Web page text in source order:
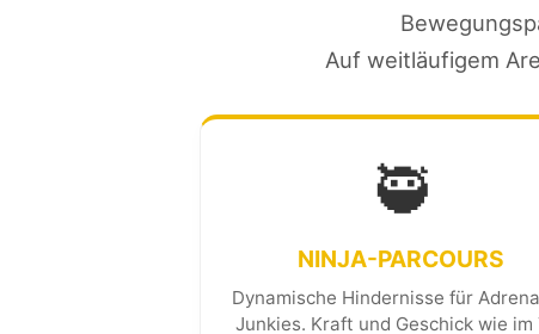
Auf weitläufigem
🥷
NINJA-PARCOURS
Dynamische Hindernisse für
Junkies. Kraft und Geschick wie im